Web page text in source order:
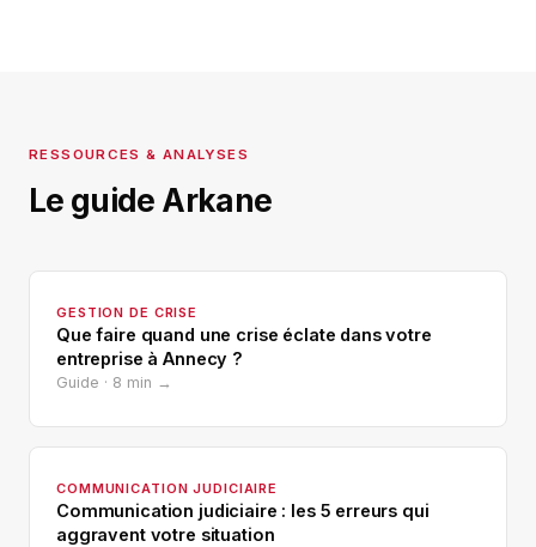
RESSOURCES & ANALYSES
Le guide Arkane
GESTION DE CRISE
Que faire quand une crise éclate dans votre
entreprise à Annecy ?
Guide · 8 min →
COMMUNICATION JUDICIAIRE
Communication judiciaire : les 5 erreurs qui
aggravent votre situation